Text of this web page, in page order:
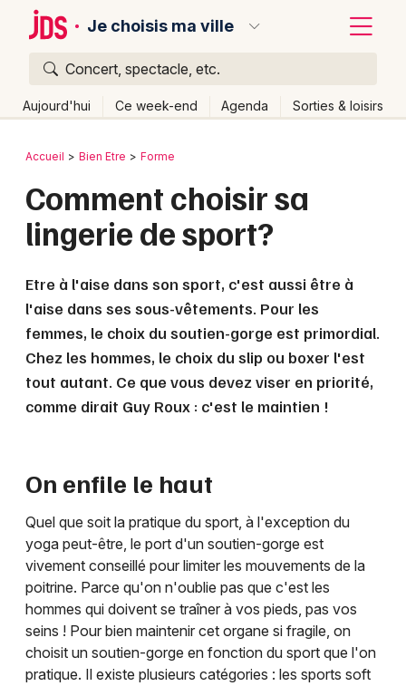
Je choisis ma ville
Concert, spectacle, etc.
Aujourd'hui Ce week-end Agenda Sorties & loisirs
Publier un événement
Activité & Expérience
Manifestations
Foires & salons
Concerts
Sports
Soirées
Sorties famille
Expos
Bordeaux
Colmar
Lyon
Marseille
Mulhouse
Montpellier
Nice
Paris
Strasbourg
Toutes les villes
Retour
Accueil Bien Etre Forme
Comment choisir sa
lingerie de sport?
Etre à l'aise dans son sport, c'est aussi être à
l'aise dans ses sous-vêtements. Pour les
femmes, le choix du soutien-gorge est primordial.
Chez les hommes, le choix du slip ou boxer l'est
tout autant. Ce que vous devez viser en priorité,
comme dirait Guy Roux : c'est le maintien !
On enfile le haut
Quel que soit la pratique du sport, à l'exception du
yoga peut-être, le port d'un soutien-gorge est
vivement conseillé pour limiter les mouvements de la
poitrine. Parce qu'on n'oublie pas que c'est les
hommes qui doivent se traîner à vos pieds, pas vos
seins ! Pour bien maintenir cet organe si fragile, on
choisit un soutien-gorge en fonction du sport que l'on
pratique. Il existe plusieurs catégories : les sports soft
Quoi ?
Où ?
Quand ?
Aujourd'hui
Demain Ce week-end